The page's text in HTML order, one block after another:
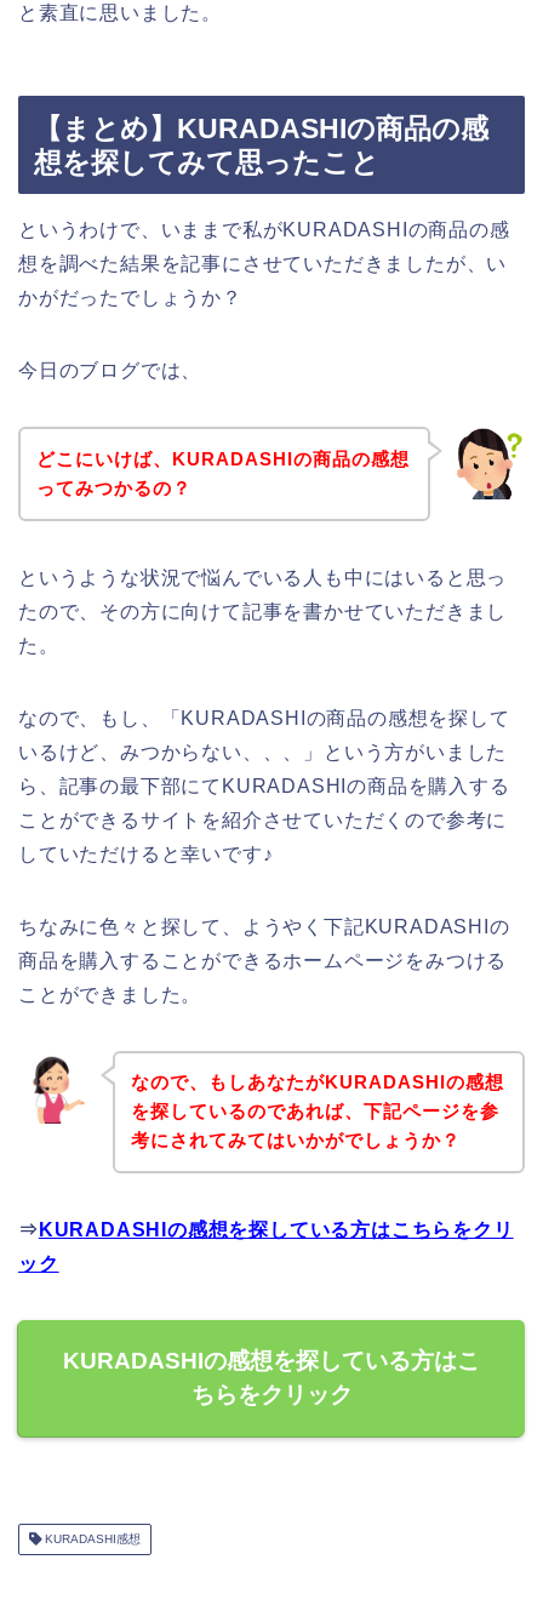
と素直に思いました。
【まとめ】KURADASHIの商品の感
想を探してみて思ったこと
というわけで、いままで私がKURADASHIの商品の感
想を調べた結果を記事にさせていただきましたが、い
かがだったでしょうか？
今日のブログでは、
どこにいけば、KURADASHIの商品の感想
ってみつかるの？
というような状況で悩んでいる人も中にはいると思っ
たので、その方に向けて記事を書かせていただきまし
た。
なので、もし、「KURADASHIの商品の感想を探して
いるけど、みつからない、、、」という方がいました
ら、記事の最下部にてKURADASHIの商品を購入する
ことができるサイトを紹介させていただくので参考に
していただけると幸いです♪
ちなみに色々と探して、ようやく下記KURADASHIの
商品を購入することができるホームページをみつける
ことができました。
なので、もしあなたがKURADASHIの感想
を探しているのであれば、下記ページを参
考にされてみてはいかがでしょうか？
⇒ KURADASHIの感想を探している方はこちらをクリ
ック
KURADASHIの感想を探している方はこ
ちらをクリック
KURADASHI感想